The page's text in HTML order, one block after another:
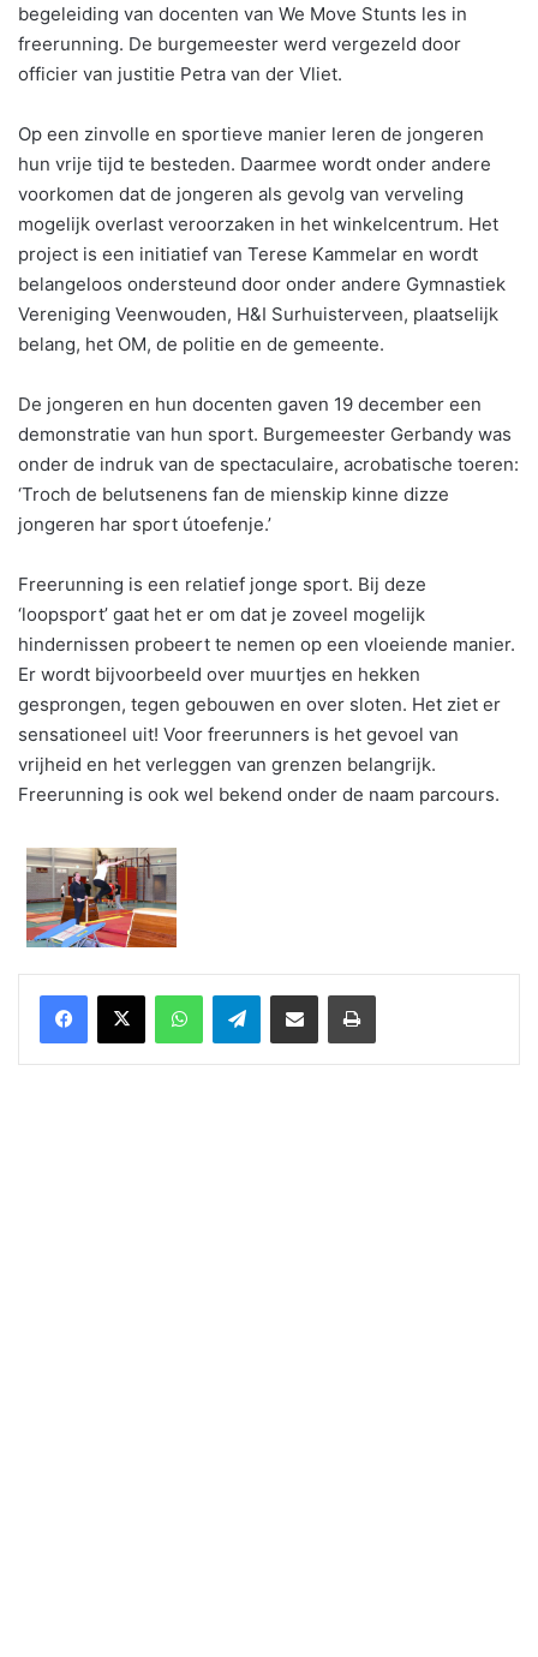
begeleiding van docenten van We Move Stunts les in
freerunning. De burgemeester werd vergezeld door
officier van justitie Petra van der Vliet.
Op een zinvolle en sportieve manier leren de jongeren
hun vrije tijd te besteden. Daarmee wordt onder andere
voorkomen dat de jongeren als gevolg van verveling
mogelijk overlast veroorzaken in het winkelcentrum. Het
project is een initiatief van Terese Kammelar en wordt
belangeloos ondersteund door onder andere Gymnastiek
Vereniging Veenwouden, H&I Surhuisterveen, plaatselijk
belang, het OM, de politie en de gemeente.
De jongeren en hun docenten gaven 19 december een
demonstratie van hun sport. Burgemeester Gerbandy was
onder de indruk van de spectaculaire, acrobatische toeren:
‘Troch de belutsenens fan de mienskip kinne dizze
jongeren har sport útoefenje.’
Freerunning is een relatief jonge sport. Bij deze
‘loopsport’ gaat het er om dat je zoveel mogelijk
hindernissen probeert te nemen op een vloeiende manier.
Er wordt bijvoorbeeld over muurtjes en hekken
gesprongen, tegen gebouwen en over sloten. Het ziet er
sensationeel uit! Voor freerunners is het gevoel van
vrijheid en het verleggen van grenzen belangrijk.
Freerunning is ook wel bekend onder de naam parcours.
WhatsAppTelegramDelen via Email Print